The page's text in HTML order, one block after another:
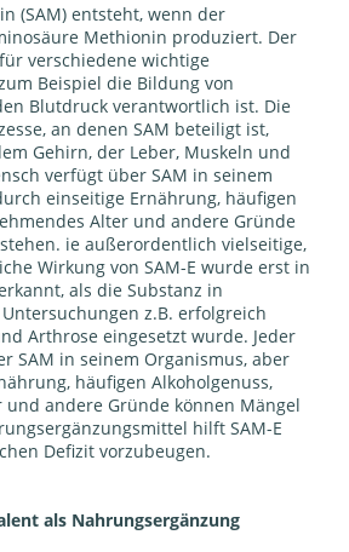
(SAM) entsteht, wenn der
Methionin produziert. Der
verschiedene wichtige
Beispiel die Bildung von
Blutdruck verantwortlich ist. Die
an denen SAM beteiligt ist,
Gehirn, der Leber, Muskeln und
verfügt über SAM in seinem
einseitige Ernährung, häufigen
Alter und andere Gründe
ie außerordentlich vielseitige,
Wirkung von SAM-E wurde erst in
als die Substanz in
z.B. erfolgreich
Arthrose eingesetzt wurde. Jeder
SAM in seinem Organismus, aber
häufigen Alkoholgenuss,
andere Gründe können Mängel
hilft SAM-E
Defizit vorzubeugen.
als Nahrungsergänzung